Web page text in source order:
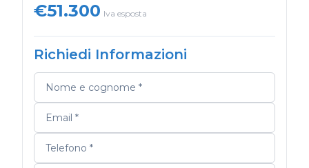
€51.300 Iva esposta
Richiedi Informazioni